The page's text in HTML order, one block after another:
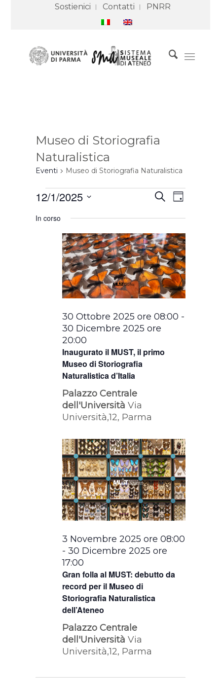
Sostienici Contatti PNRR
Museo di Storiografia
Naturalistica
Eventi Museo di Storiografia Naturalistica
Eventi
for
2025
Eventi
Ricerca
Navigazione
CercaEvento
Viste
Giorno
12/1/2025
In corso
Inaugurato il MUST, il primo
Museo di Storiografia
Naturalistica d’Italia
30 Ottobre 2025 ore 08:00 -
30 Dicembre 2025 ore
20:00
Palazzo Centrale
dell'UniversitàVia
Università,12, Parma
Gran folla al MUST: debutto da
record per il Museo di
Storiografia Naturalistica
dell’Ateneo
3 Novembre 2025 ore 08:00
-30 Dicembre 2025 ore
17:00
Palazzo Centrale
dell'UniversitàVia
Università,12, Parma